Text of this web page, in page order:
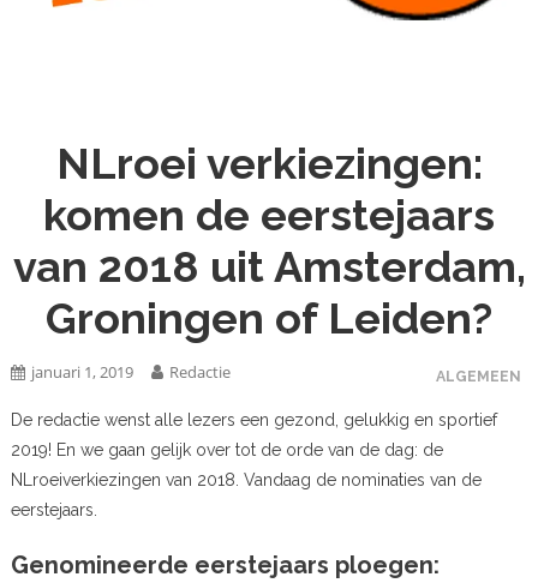
NLroei verkiezingen:
komen de eerstejaars
van 2018 uit Amsterdam,
Groningen of Leiden?
ALGEMEEN
januari 1, 2019 Redactie
De redactie wenst alle lezers een gezond, gelukkig en sportief
2019! En we gaan gelijk over tot de orde van de dag: de
NLroeiverkiezingen van 2018. Vandaag de nominaties van de
eerstejaars.
Genomineerde eerstejaars ploegen: